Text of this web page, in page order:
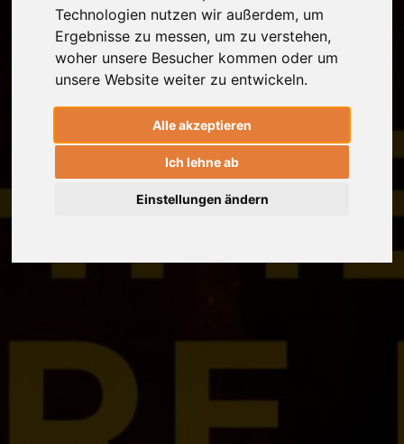
Technologien nutzen wir außerdem, um
Ergebnisse zu messen, um zu verstehen,
woher unsere Besucher kommen oder um
unsere Website weiter zu entwickeln.
Alle akzeptieren
Ich lehne ab
Einstellungen ändern